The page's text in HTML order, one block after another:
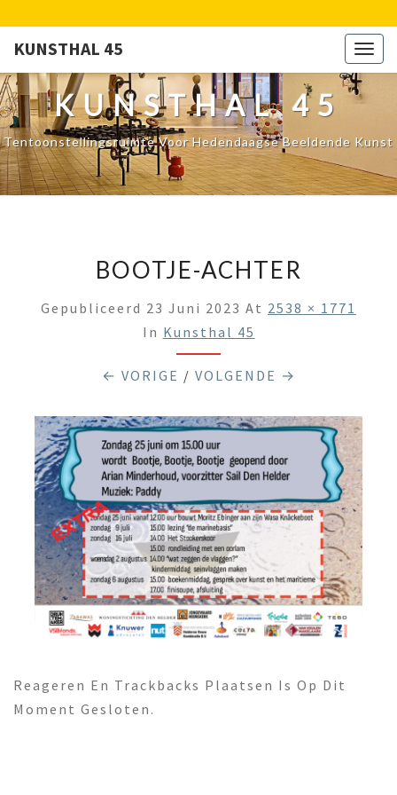
KUNSTHAL 45
KUNSTHAL 45
Tentoonstellingsruimte Voor Hedendaagse Beeldende Kunst
BOOTJE-ACHTER
Gepubliceerd 23 Juni 2023 At 2538 × 1771
In Kunsthal 45
← VORIGE / VOLGENDE →
Reageren En Trackbacks Plaatsen Is Op Dit
Moment Gesloten.